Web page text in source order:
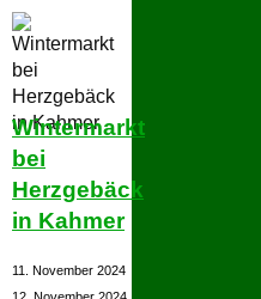
Wintermarkt
bei
Herzgebäck
in Kahmer
11. November 2024